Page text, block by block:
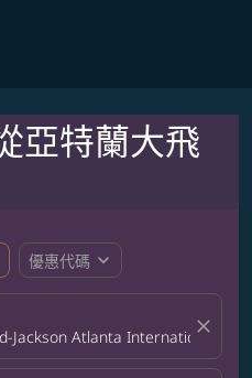
亞特蘭大飛
優惠代碼 expand_more
Jackson Atlanta International
close